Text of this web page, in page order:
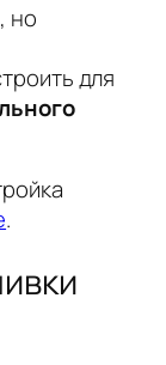
но
для
.